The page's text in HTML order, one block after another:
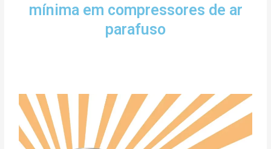
mínima em compressores de ar
parafuso